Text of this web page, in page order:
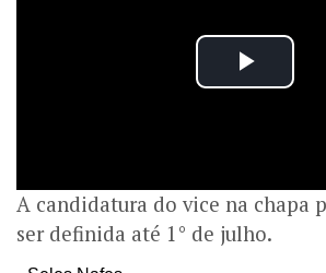
A candidatura do vice na chapa
ser definida até 1° de julho.